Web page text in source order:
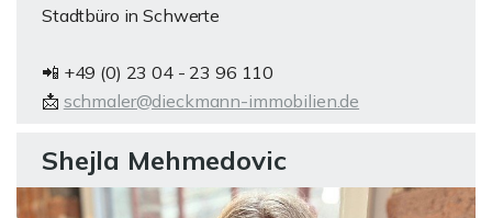
Stadtbüro in Schwerte
📲 +49 (0) 23 04 - 23 96 110
📩 schmaler@dieckmann-immobilien.de
Shejla Mehmedovic